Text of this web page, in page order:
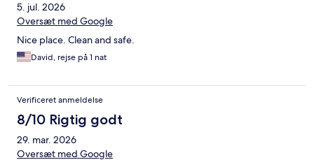
5. jul. 2026
Oversæt med Google
Nice place. Clean and safe.
David, rejse på 1 nat
Verificeret anmeldelse
8/10 Rigtig godt
29. mar. 2026
Oversæt med Google